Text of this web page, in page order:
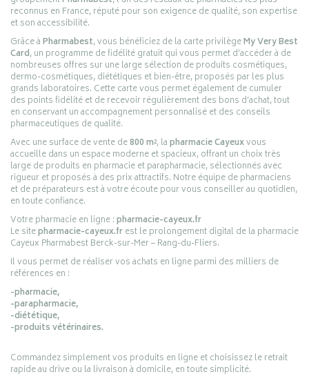
reconnus en France, réputé pour son exigence de qualité, son expertise
et son accessibilité.
Grâce àPharmabest, vous bénéficiez de la carte privilègeMy Very Best
Card, un programme de fidélité gratuit qui vous permet d’accéder à de
nombreuses offres sur une large sélection de produits cosmétiques,
dermo-cosmétiques, diététiques et bien-être, proposés par les plus
grands laboratoires. Cette carte vous permet également de cumuler
des points fidélité et de recevoir régulièrement des bons d’achat, tout
en conservant un accompagnement personnalisé et des conseils
pharmaceutiques de qualité.
Avec une surface de vente de800 m², lapharmacie Cayeuxvous
accueille dans un espace moderne et spacieux, offrant un choix très
large de produits en pharmacie et parapharmacie, sélectionnés avec
rigueur et proposés à des prix attractifs. Notre équipe de pharmaciens
et de préparateurs est à votre écoute pour vous conseiller au quotidien,
en toute confiance.
Votre pharmacie en ligne :pharmacie-cayeux.fr
Le sitepharmacie-cayeux.frest le prolongement digital de la pharmacie
Cayeux Pharmabest Berck-sur-Mer – Rang-du-Fliers.
Il vous permet de réaliser vos achats en ligne parmi des milliers de
références en :
-pharmacie,
-parapharmacie,
-diététique,
-produits vétérinaires.
Commandez simplement vos produits en ligne et choisissez le retrait
rapide au drive ou la livraison à domicile, en toute simplicité.